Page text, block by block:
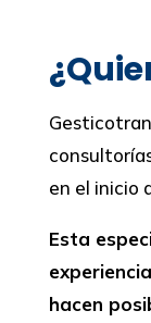
en el inicio
Esta
hacen